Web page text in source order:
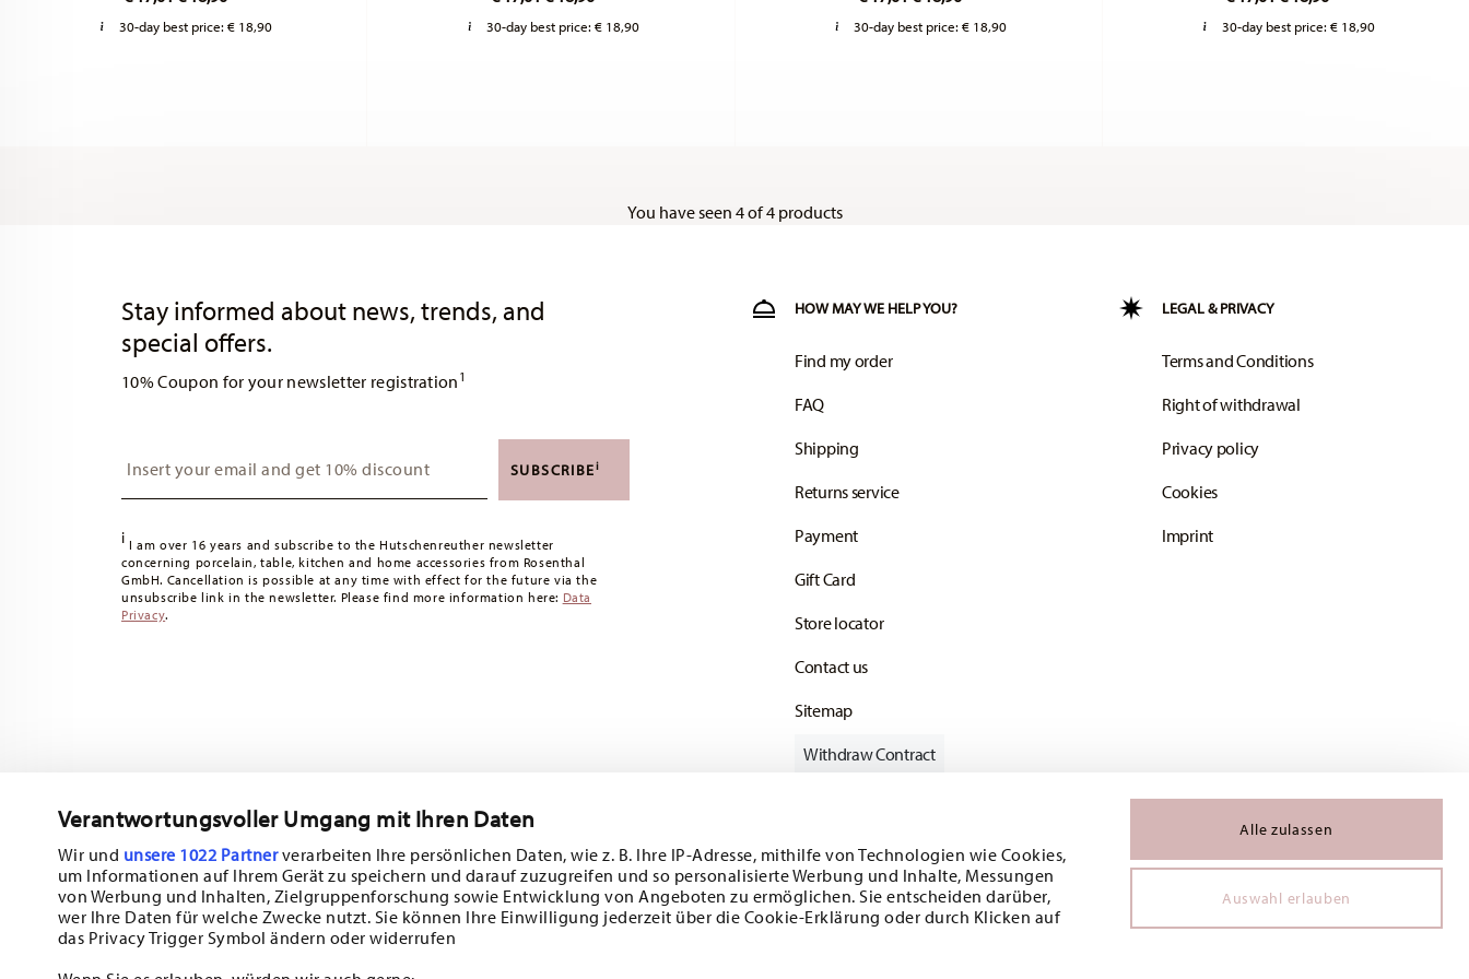
Verantwortungsvoller Umgang mit Ihren Daten
Wir und unsere 1022 Partnerverarbeiten Ihre persönlichen Daten, wie z. B. Ihre IP-Adresse, mithilfe von Technologien wie Cookies,
um Informationen auf Ihrem Gerät zu speichern und darauf zuzugreifen und so personalisierte Werbung und Inhalte, Messungen
von Werbung und Inhalten, Zielgruppenforschung sowie Entwicklung von Angeboten zu ermöglichen. Sie entscheiden darüber,
wer Ihre Daten für welche Zwecke nutzt. Sie können Ihre Einwilligung jederzeit über die Cookie-Erklärung oder durch Klicken auf
das Privacy Trigger Symbol ändern oder widerrufen
Alle zulassen
Auswahl erlauben
30-day best price: € 18,90 30-day best price:€ 18,90 30-day best price:€ 18,90 30-day best price: € 18,90
You have seen 4 of 4 products
Stay informed about news, trends, and
special offers.
10% Coupon for your newsletter registration 1
SUBSCRIBEi
i I am over 16 years and subscribe to the Hutschenreuther newsletter
concerning porcelain, table, kitchen and home accessories from Rosenthal
GmbH. Cancellation is possible at any time with effect for the future via the
unsubscribe link in the newsletter. Please find more information here: Data
Privacy.
HOW MAY WE HELP YOU?
Find my order
FAQ
Shipping
Returns service
Payment
Gift Card
Store locator
Contact us
Sitemap
LEGAL & PRIVACY
Terms and Conditions
Right of withdrawal
Privacy policy
Cookies
Imprint
Withdraw Contract
Follow us on
Subscribe to our newsletter and receive a 10% discount!
Stay informed about news, trends, and special offers.